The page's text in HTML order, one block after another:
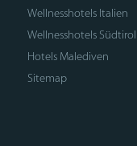
Wellnesshotels Italien
Wellnesshotels Südtirol
Hotels Malediven
Sitemap